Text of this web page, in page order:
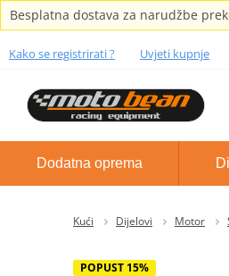
Besplatna dostava za narudžbe
Kako se registrirati ? Uvjeti kupnje
Dodatna oprema
Kući Dijelovi Motor
POPUST 15%